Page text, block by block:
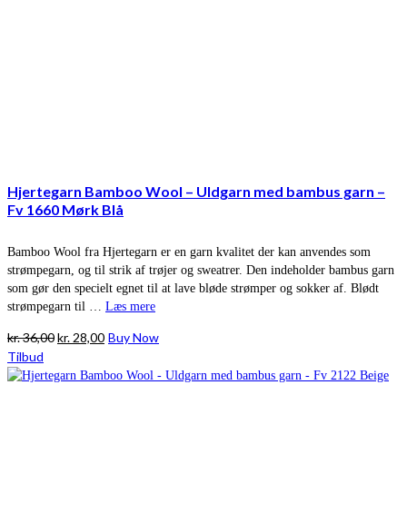
Hjertegarn Bamboo Wool – Uldgarn med bambus garn –
Fv 1660 Mørk Blå
Bamboo Wool fra Hjertegarn er en garn kvalitet der kan anvendes som
strømpegarn, og til strik af trøjer og sweatrer. Den indeholder bambus garn
som gør den specielt egnet til at lave bløde strømper og sokker af. Blødt
strømpegarn til … Læs mere
kr.36,00Den
pris
kr. 28,00Den
pris
Buy Now
Tilbud